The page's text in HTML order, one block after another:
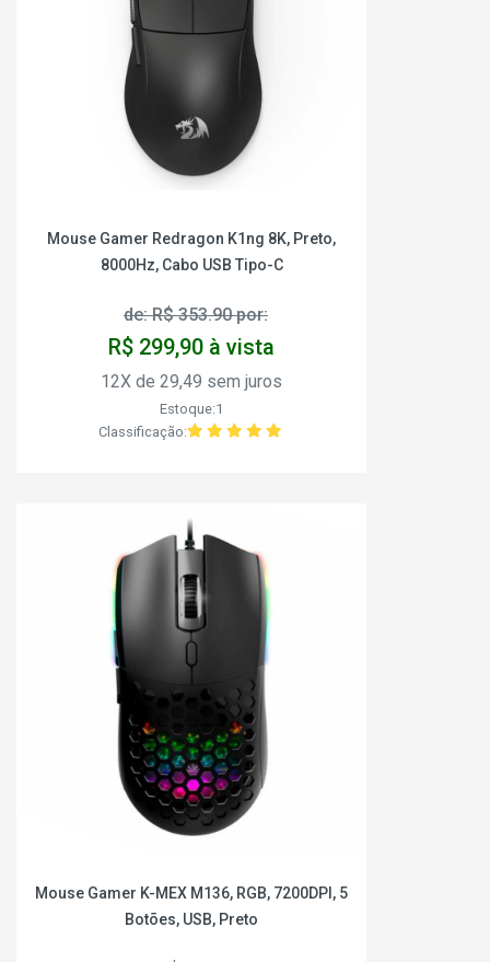
Mouse Gamer Redragon K1ng 8K, Preto,
8000Hz, Cabo USB Tipo-C
de: R$ 353.90 por:
R$ 299,90 à vista
12X de 29,49 sem juros
Estoque:1
Classificação:
Mouse Gamer K-MEX M136, RGB, 7200DPI, 5
Botões, USB, Preto